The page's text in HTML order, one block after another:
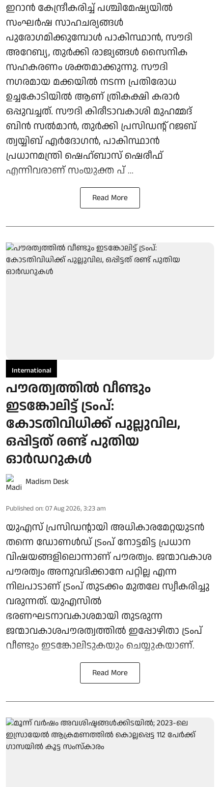
ഇറാന്‍ കേന്ദ്രീകരിച്ച് പശ്ചിമേഷ്യയില്‍
സംഘര്‍ഷ സാഹചര്യങ്ങള്‍
പുരോഗമിക്കുമ്പോള്‍ പാകിസ്ഥാന്‍, സൗദി
അറേബ്യ, തുര്‍ക്കി രാജ്യങ്ങള്‍ സൈനിക
സഹകരണം ശക്തമാക്കുന്നു. സൗദി
നഗരമായ മക്കയില്‍ നടന്ന പ്രതിരോധ
ഉച്ചകോടിയില്‍ ആണ് ത്രികക്ഷി കരാര്‍
ഒപ്പുവച്ചത്. സൗദി കിരീടാവകാശി മുഹമ്മദ്
ബിന്‍ സല്‍മാന്‍, തുര്‍ക്കി പ്രസിഡന്റ് റജബ്
ത്വയ്യിബ് എര്‍ദോഗന്‍, പാകിസ്ഥാന്‍
പ്രധാനമന്ത്രി ഷെഹ്ബാസ് ഷെരീഫ്
എന്നിവരാണ് സംയുക്ത പ് ...
Read More
International
പൗരത്വത്തിൽ വീണ്ടും
ഇടങ്കോലിട്ട് ട്രംപ്:
കോടതിവിധിക്ക് പുല്ലുവില,
ഒപ്പിട്ടത് രണ്ട് പുതിയ
ഓർഡറുകൾ
Madism Desk
Published on: 07 Aug 2026, 3:23 am
യുഎസ് പ്രസിഡന്റായി അധികാരമേറ്റയുടൻ
തന്നെ ഡോണൾഡ് ട്രംപ് നോട്ടമിട്ട പ്രധാന
വിഷയങ്ങളിലൊന്നാണ് പൗരത്വം. ജന്മാവകാശ
പൗരത്വം അനുവദിക്കാനേ പറ്റില്ല എന്ന
നിലപാടാണ് ട്രംപ് തുടക്കം മുതലേ സ്വീകരിച്ചു
വരുന്നത്. യുഎസിൽ
ഭരണഘടനാവകാശമായി തുടരുന്ന
ജന്മാവകാശപൗരത്വത്തിൽ ഇപ്പോഴിതാ ട്രംപ്
വീണ്ടും ഇടങ്കോലിടുകയും ചെയ്യുകയാണ്.
Read More